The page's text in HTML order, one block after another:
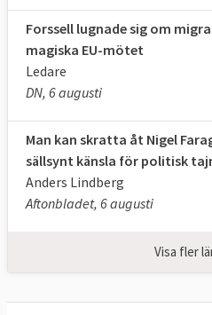
Säkerhetskontroll
att personen inte
via EU-databaser
och Interpols
Vidarebefordring
på huruvida
eller ej)
Screeningen ska
personen påträffades
Processen får inte ta
Forssell lugnade sig om
magiska EU-mötet
Ledare
DN, 6 augusti
Man kan skratta åt Nigel
sällsynt känsla för politisk
Anders Lindberg
Aftonbladet, 6 augusti
Visa fler